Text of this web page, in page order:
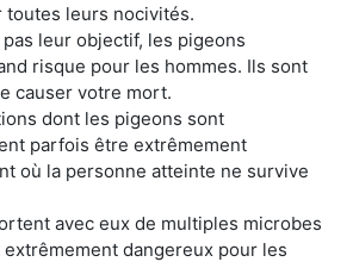
toutes leurs nocivités.
leur objectif, les pigeons
risque pour les hommes. Ils sont
causer votre mort.
dont les pigeons sont
parfois être extrêmement
où la personne atteinte ne survive
avec eux de multiples microbes
dangereux pour les